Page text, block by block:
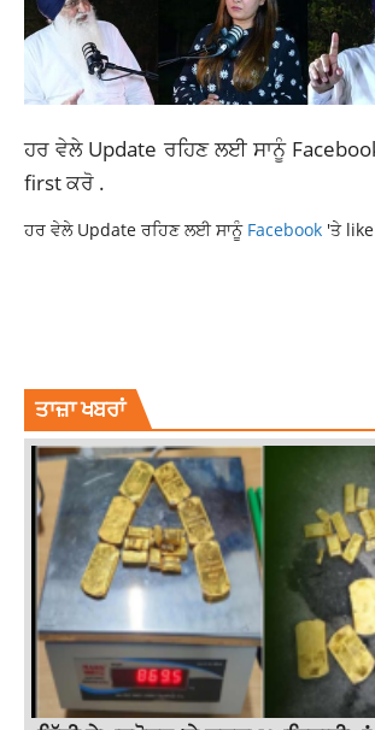
ਹਰ ਵੇਲੇ Update ਰਹਿਣ ਲਈ ਸਾਨੂੰ
first ਕਰੋ .
ਹਰ ਵੇਲੇ Update ਰਹਿਣ ਲਈ ਸਾਨੂੰ Facebook 'ਤੇ
ਤਾਜ਼ਾ ਖਬਰਾਂ